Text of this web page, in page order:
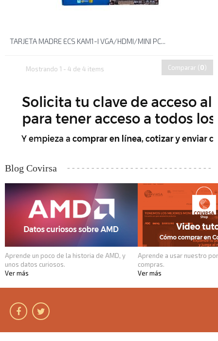
TARJETA MADRE ECS KAM1-I VGA/HDMI/MINI PC...
Mostrando 1 - 4 de 4 items Comparar (0)
Blog Covirsa
Aprende un poco de la historia de AMD, y
unos datos curiosos.
Ver más
Aprende a usar nuestro
compras.
Ver más